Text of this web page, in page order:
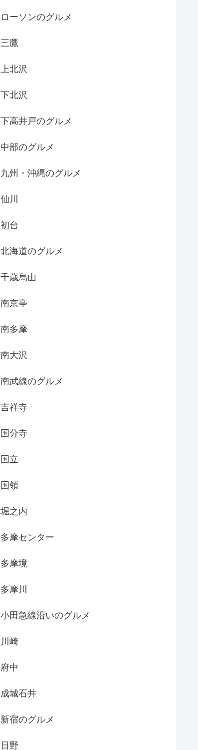
ローソンのグルメ
三鷹
上北沢
下北沢
下高井戸のグルメ
中部のグルメ
九州・沖縄のグルメ
仙川
初台
北海道のグルメ
千歳烏山
南京亭
南多摩
南大沢
南武線のグルメ
吉祥寺
国分寺
国立
国領
堀之内
多摩センター
多摩境
多摩川
小田急線沿いのグルメ
川崎
府中
成城石井
新宿のグルメ
日野